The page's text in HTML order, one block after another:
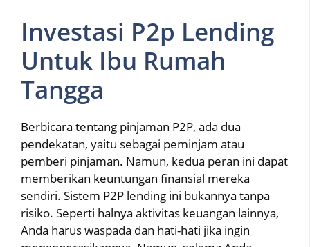
Investasi P2p Lending
Untuk Ibu Rumah
Tangga
Berbicara tentang pinjaman P2P, ada dua
pendekatan, yaitu sebagai peminjam atau
pemberi pinjaman. Namun, kedua peran ini dapat
memberikan keuntungan finansial mereka
sendiri. Sistem P2P lending ini bukannya tanpa
risiko. Seperti halnya aktivitas keuangan lainnya,
Anda harus waspada dan hati-hati jika ingin